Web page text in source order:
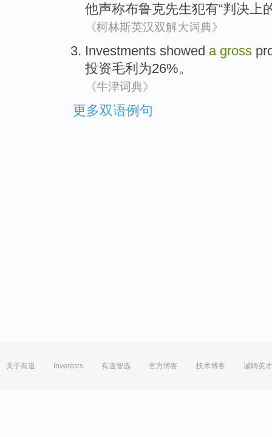
他声称布鲁克先生犯有“判决上
《柯林斯英汉双解大词典》
Investments showed a gross
投资毛利 为26%。
《牛津词典》
更多双语例句
关于有道 Investors 有道智选 官方博客 技术博客 诚聘英才